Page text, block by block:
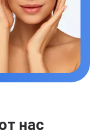
нас